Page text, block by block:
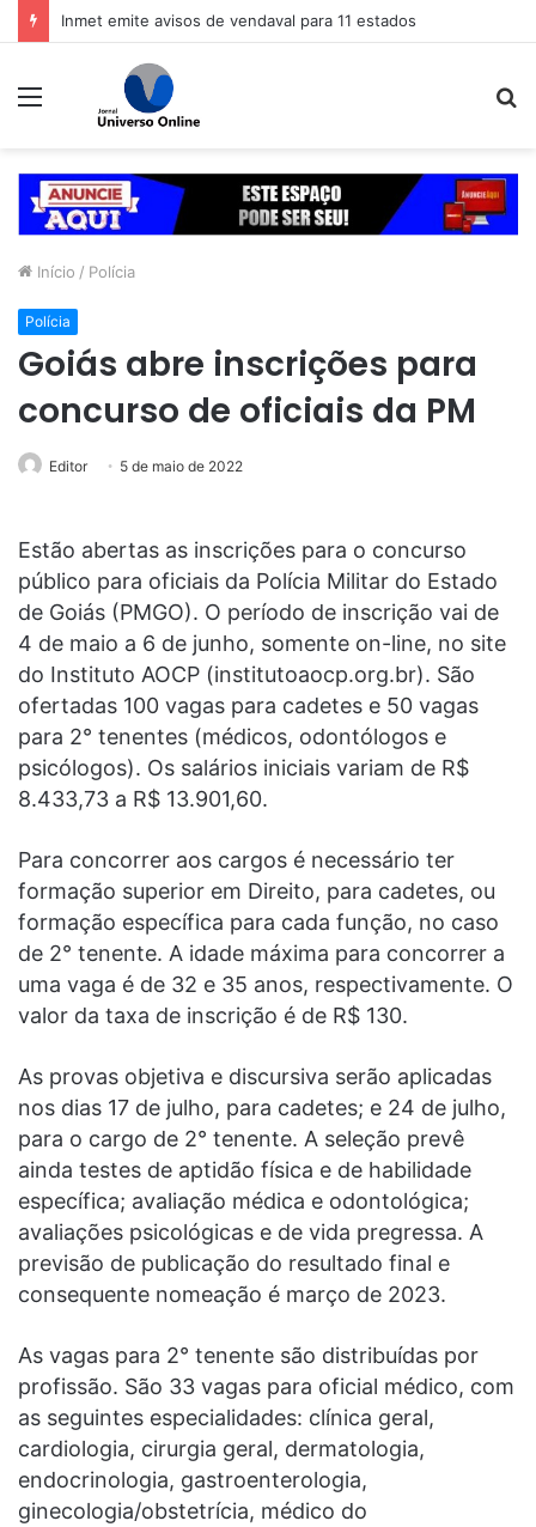
Inmet emite avisos de vendaval para 11 estados
Menu
Início / Polícia
Polícia
Goiás abre inscrições para
concurso de oficiais da PM
Editor 5 de maio de 2022
Estão abertas as inscrições para o concurso
público para oficiais da Polícia Militar do Estado
de Goiás (PMGO). O período de inscrição vai de
4 de maio a 6 de junho, somente on-line, no site
do Instituto AOCP (institutoaocp.org.br). São
ofertadas 100 vagas para cadetes e 50 vagas
para 2° tenentes (médicos, odontólogos e
psicólogos). Os salários iniciais variam de R$
8.433,73 a R$ 13.901,60.
Para concorrer aos cargos é necessário ter
formação superior em Direito, para cadetes, ou
formação específica para cada função, no caso
de 2° tenente. A idade máxima para concorrer a
uma vaga é de 32 e 35 anos, respectivamente. O
valor da taxa de inscrição é de R$ 130.
As provas objetiva e discursiva serão aplicadas
nos dias 17 de julho, para cadetes; e 24 de julho,
para o cargo de 2° tenente. A seleção prevê
ainda testes de aptidão física e de habilidade
específica; avaliação médica e odontológica;
avaliações psicológicas e de vida pregressa. A
previsão de publicação do resultado final e
consequente nomeação é março de 2023.
As vagas para 2° tenente são distribuídas por
profissão. São 33 vagas para oficial médico, com
as seguintes especialidades: clínica geral,
cardiologia, cirurgia geral, dermatologia,
endocrinologia, gastroenterologia,
ginecologia/obstetrícia, médico do